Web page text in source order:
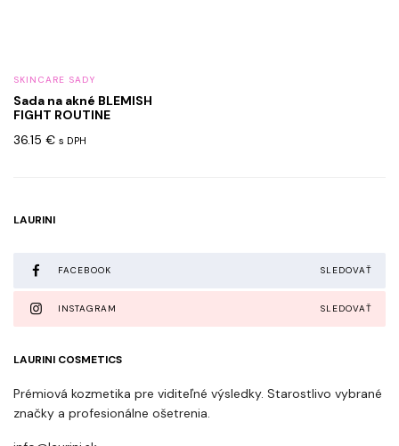
SKINCARE SADY
Sada na akné BLEMISH
FIGHT ROUTINE
36.15 € s DPH
LAURINI
FACEBOOK SLEDOVAŤ
INSTAGRAM SLEDOVAŤ
LAURINI COSMETICS
Prémiová kozmetika pre viditeľné výsledky. Starostlivo vybrané
značky a profesionálne ošetrenia.